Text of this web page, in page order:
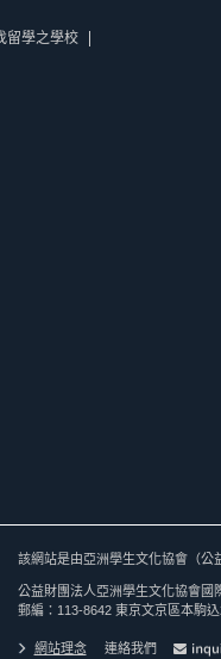
留學之學校
該網站是由亞洲學生文化協會（公
公益財團法人亞洲學生文化協會國
郵編：113-8642 東京文京區本駒
網站理念 連絡我們